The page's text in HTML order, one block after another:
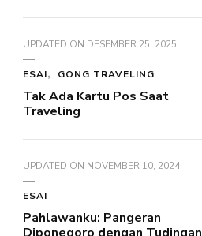
UPDATED ON DESEMBER 25, 2025
ESAI GONG TRAVELING
Tak Ada Kartu Pos Saat
Traveling
UPDATED ON NOVEMBER 10, 2024
ESAI
Pahlawanku: Pangeran